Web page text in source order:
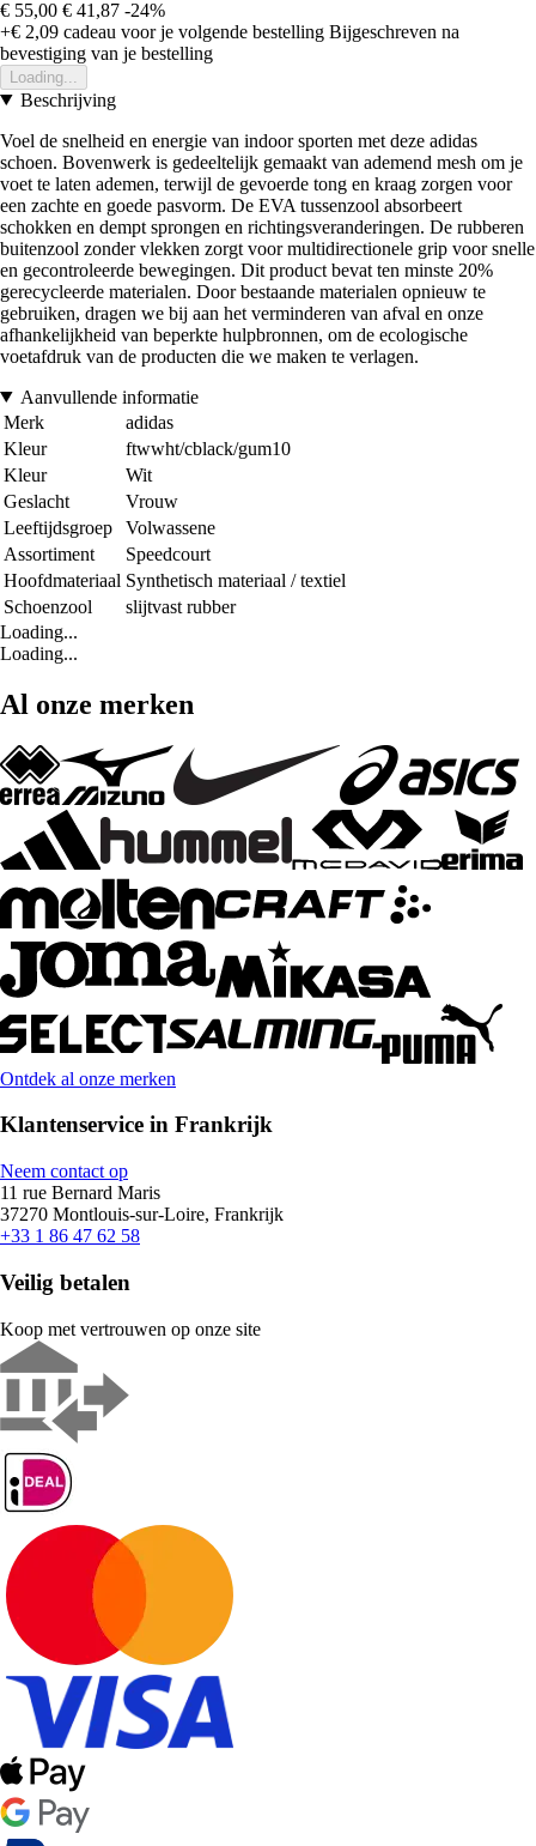
€ 55,00 € 41,87 -24%
+€ 2,09 cadeau voor je volgende bestelling Bijgeschreven na
bevestiging van je bestelling
Loading...
Beschrijving
Voel de snelheid en energie van indoor sporten met deze adidas
schoen. Bovenwerk is gedeeltelijk gemaakt van ademend mesh om je
voet te laten ademen, terwijl de gevoerde tong en kraag zorgen voor
een zachte en goede pasvorm. De EVA tussenzool absorbeert
schokken en dempt sprongen en richtingsveranderingen. De rubberen
buitenzool zonder vlekken zorgt voor multidirectionele grip voor snelle
en gecontroleerde bewegingen. Dit product bevat ten minste 20%
gerecycleerde materialen. Door bestaande materialen opnieuw te
gebruiken, dragen we bij aan het verminderen van afval en onze
afhankelijkheid van beperkte hulpbronnen, om de ecologische
voetafdruk van de producten die we maken te verlagen.
Aanvullende informatie
Merk
adidas
Kleur
ftwwht/cblack/gum10
Kleur
Wit
Geslacht
Vrouw
Leeftijdsgroep
Volwassene
Assortiment
Speedcourt
Hoofdmateriaal Synthetisch materiaal / textiel
Schoenzool
slijtvast rubber
Loading...
Loading...
Al onze merken
Ontdek al onze merken
Klantenservice in Frankrijk
Neem contact op
11 rue Bernard Maris
37270 Montlouis-sur-Loire, Frankrijk
+33 1 86 47 62 58
Veilig betalen
Koop met vertrouwen op onze site